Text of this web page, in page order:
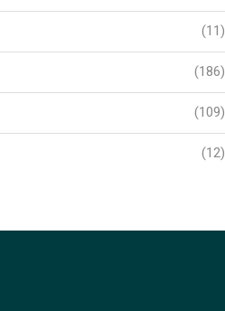
(11)
(186)
(109)
(12)